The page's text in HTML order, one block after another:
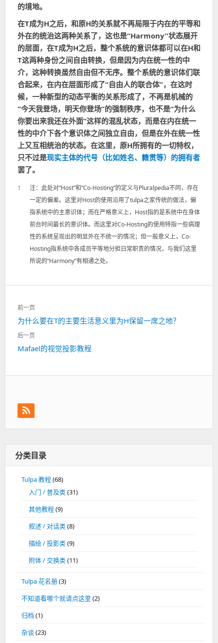
的境地。
在T成为H之后，和原H的关系就不再局限于内在的平等和
外在的统治这两种关系了，这也是“Harmony”状态展开
的层面，在T成为H之后，整个系统的意识体都可以在H和
T这两种身份之间自由转换，但是因为内在统一性的中
介，这种转换虽然自由但不无序。整个系统的意识体们联
合起来，在内在层面形成了“自由人的联合体”，在这时
候，一种新型的动态平衡的关系形成了，不再是机械的
“今天我登场，明天你登场”的强制秩序，也不是“为什么
你要出来我还在外面”这样的混乱状态，而是在内在统一
性的中介下各个意识体之间独立自由，但是在外在统一性
上又互相统治的状态。在这里，原H所拥有的一切特权，
只不过是现实主体的代号（比如姓名、籍贯等）的拥有者
罢了。
1
注：此处对“Host”和“Co-Hosting”的定义与Pluralpedia不同，存在
一定的偏差。这里对Host的使用沿用了tulpa之家传统的做法，偏
指系统中的主意识体；而在严格意义上，Host指的是系统中在身体
前台时间最长的意识体。而这里对Co-Hosting的使用特指一些病理
性的系统呈现出的明显外在不统一的情况；但一般意义上，Co-
Hosting指系统中各成员平等地分担日常职责的情况，与我们这里
所说的“Harmony”有相通之处。
文
章
导
航
前一页
上
一
为什么要在T的主要生活意义里为H保留一席之地？
后一页
下
Mafael的视觉投影教程
分类目录
Tulpa 教程(68)
入门 / 普及类(31)
其他教程(9)
叙述 / 对话类(8)
描绘 / 投影类(9)
附体 / 交换类(11)
Tulpa 花名册(3)
不知道看哪个就请点这里 (2)
归档 (1)
杂谈(23)